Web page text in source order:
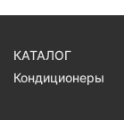
КАТАЛОГ
Кондиционеры